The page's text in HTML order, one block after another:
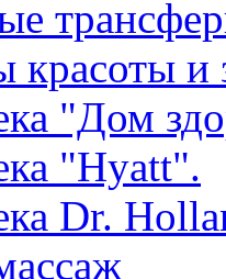
красоты и
"Дом
"Hyatt".
Dr.